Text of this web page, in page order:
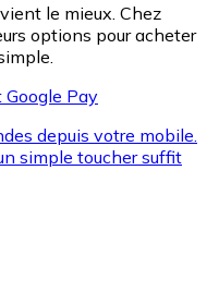
le mieux. Chez
options pour acheter
Pay
depuis votre mobile.
simple toucher suffit